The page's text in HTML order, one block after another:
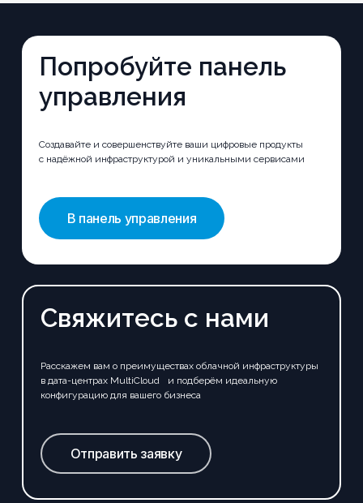
Попробуйте панель
управления
Создавайте и совершенствуйте ваши цифровые продукты
с надёжной инфраструктурой и уникальными сервисами
В панель управления
Свяжитесь с нами
Расскажем вам о преимуществах облачной инфраструктуры
в дата-центрах MultiCloud и подберём идеальную
конфигурацию для вашего бизнеса
Отправить заявку